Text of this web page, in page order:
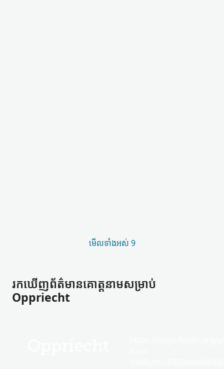
មើល​ទាំងអស់ 9
រកឃើញ​ព័ត៌មាន​គោត្តនាម​សម្រាប់
Oppriecht